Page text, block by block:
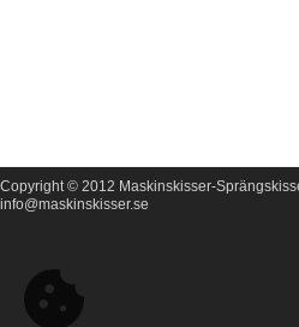
Copyright © 2012 Maskinskisser-
info@maskinskisser.se